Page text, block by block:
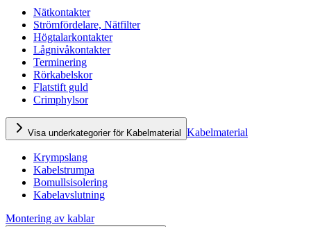
Nätkontakter
Strömfördelare, Nätfilter
Högtalarkontakter
Lågnivåkontakter
Terminering
Rörkabelskor
Flatstift guld
Crimphylsor
Visa underkategorier för Kabelmaterial Kabelmaterial
Krympslang
Kabelstrumpa
Bomullsisolering
Kabelavslutning
Montering av kablar